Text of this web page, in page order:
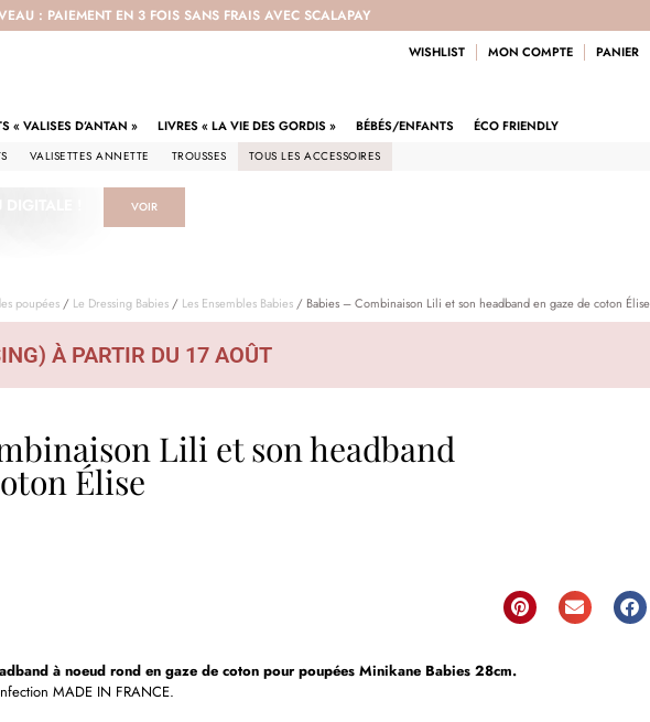
: PAIEMENT EN 3 FOIS SANS FRAIS AVEC SCALAPAY
WISHLIST MON COMPTE PANIER
« VALISES D’ANTAN » LIVRES « LA VIE DES GORDIS » BÉBÉS/ENFANTS ÉCO FRIENDLY
VALISETTES ANNETTE TROUSSES TOUS LES ACCESSOIRES
VOIR
poupées / Le Dressing Babies / Les Ensembles Babies / Babies – Combinaison Lili et son headband en gaze de coton Élise
À PARTIR DU 17 AOÛT
Lili et son headband
Élise
à noeud rond en gaze de coton pour poupées Minikane Babies 28cm.
MADE IN FRANCE.